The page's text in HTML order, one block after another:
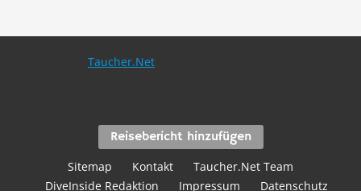
Taucher.Net
Reisebericht hinzufügen
Sitemap Kontakt
Taucher.Net Team
DiveInside Redaktion
Impressum Datenschutz